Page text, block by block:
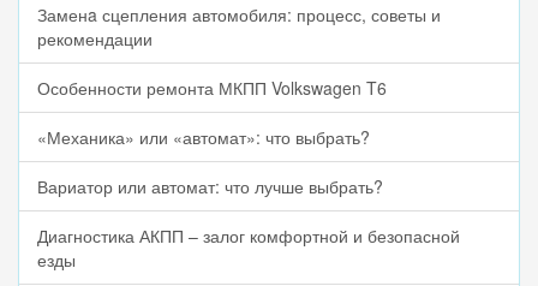
Заменa сцепления автомобиля: процесс, советы и
рекомендации
Особенности ремонта МКПП Volkswagen T6
«Механика» или «автомат»: что выбрать?
Вариатор или автомат: что лучше выбрать?
Диагностика АКПП – залог комфортной и безопасной
езды